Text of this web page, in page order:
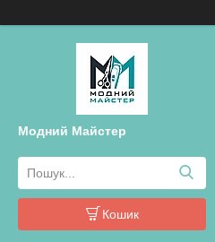
Модний Майстер
Кошик